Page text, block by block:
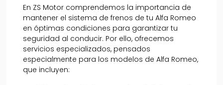
En ZS Motor comprendemos la importancia de
mantener el sistema de frenos de tu Alfa Romeo
en óptimas condiciones para garantizar tu
seguridad al conducir. Por ello, ofrecemos
servicios especializados, pensados
especialmente para los modelos de Alfa Romeo,
que incluyen: